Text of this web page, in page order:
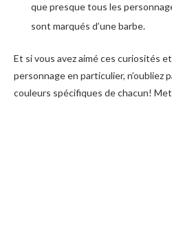
que presque tous les
sont marqués d’une barbe.
Et si vous avez aimé ces curiosités
personnage en particulier, n’oubliez
couleurs spécifiques de chacun!